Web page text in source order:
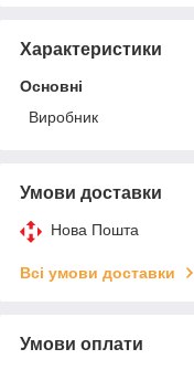
Характеристики
Основні
Виробник
Умови доставки
Нова Пошта
Всі умови доставки
Умови оплати